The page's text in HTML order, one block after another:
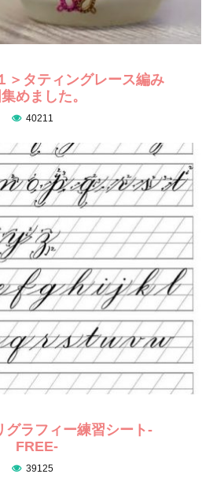
＞タティングレース編み
めました。
40211
グラフィー練習シート-
FREE-
39125